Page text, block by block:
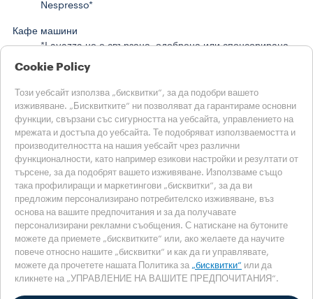
Nespresso*
Кафе машини
*Lavazza не е свързана, одобрена или спонсорирана
от Nespresso
**Nescafè®, Dolce Gusto® и Melody I са търговски
марки на трети страни без връзка с Luigi Lavazza
S.p.A.
ИСТОРИИ ОТ LAVAZZA
УСТОЙЧИВОСТ
СВЕТЪТ НА LAVAZZA
Помощ
ЧЗВ
Свържете се с нас
Изберете своята страна
БЪЛГАРИЯ
БЪЛГАРИЯ
ДРУГИ ДЪРЖАВИ
Политика за поверителност
Cookie Policy
Този уебсайт използва „бисквитки“, за да подобри вашето
изживяване. „Бисквитките“ ни позволяват да гарантираме основни
функции, свързани със сигурността на уебсайта, управлението на
мрежата и достъпа до уебсайта. Те подобряват използваемостта и
производителността на нашия уебсайт чрез различни
функционалности, като например езикови настройки и резултати от
търсене, за да подобрят вашето изживяване. Използваме също
така профилиращи и маркетингови „бисквитки“, за да ви
предложим персонализирано потребителско изживяване, въз
основа на вашите предпочитания и за да получавате
персонализирани рекламни съобщения. С натискане на бутоните
можете да приемете „бисквитките“ или, ако желаете да научите
повече относно нашите „бисквитки“ и как да ги управлявате,
можете да прочетете нашата Политика за „бисквитки“ или да
кликнете на „УПРАВЛЕНИЕ НА ВАШИТЕ ПРЕДПОЧИТАНИЯ“.